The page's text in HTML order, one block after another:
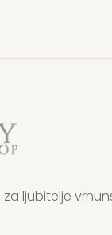
ljubitelje